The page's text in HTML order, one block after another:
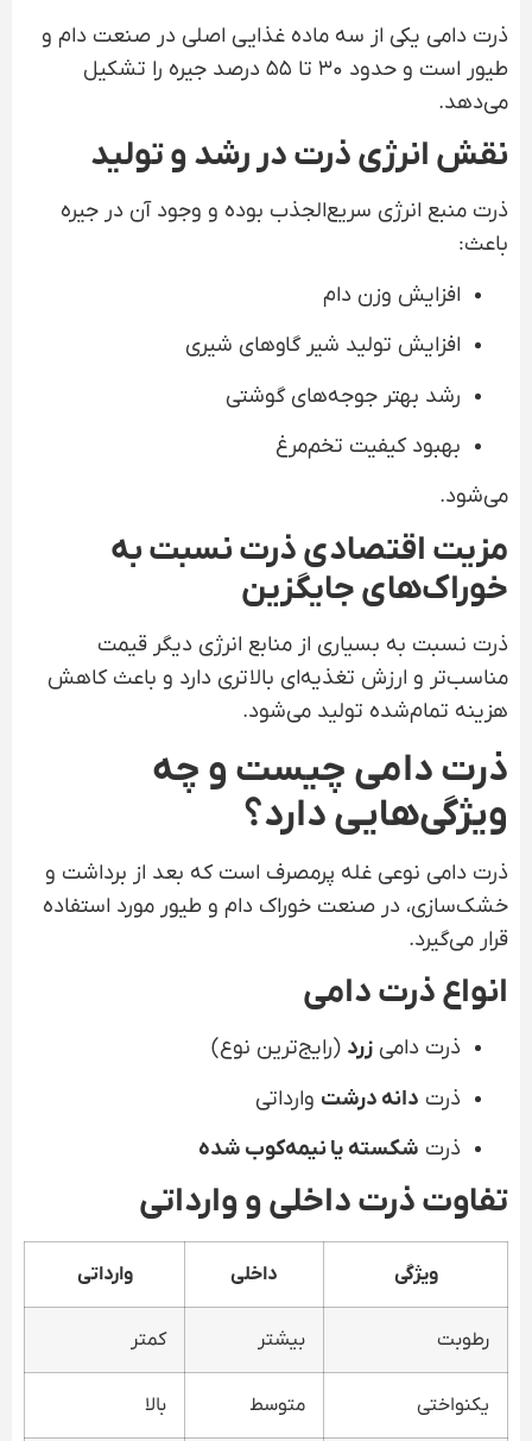
ذرت دامی یکی از سه ماده غذایی اصلی در صنعت دام و
طیور است و حدود ۳۰ تا ۵۵ درصد جیره را تشکیل
می‌دهد.
نقش انرژی ذرت در رشد و تولید
ذرت منبع انرژی سریع‌الجذب بوده و وجود آن در جیره
باعث:
افزایش وزن دام
افزایش تولید شیر گاوهای شیری
رشد بهتر جوجه‌های گوشتی
بهبود کیفیت تخم‌مرغ
می‌شود.
مزیت اقتصادی ذرت نسبت به
خوراک‌های جایگزین
ذرت نسبت به بسیاری از منابع انرژی دیگر قیمت
مناسب‌تر و ارزش تغذیه‌ای بالاتری دارد و باعث کاهش
هزینه تمام‌شده تولید می‌شود.
ذرت دامی چیست و چه
ویژگی‌هایی دارد؟
ذرت دامی نوعی غله پرمصرف است که بعد از برداشت و
خشک‌سازی، در صنعت خوراک دام و طیور مورد استفاده
قرار می‌گیرد.
انواع ذرت دامی
ذرت دامی زرد (رایج‌ترین نوع)
ذرت دانه درشت وارداتی
ذرت شکسته یا نیمه‌کوب شده
تفاوت ذرت داخلی و وارداتی
ویژگی داخلی وارداتی
رطوبت بیشتر کمتر
یکنواختی متوسط بالا